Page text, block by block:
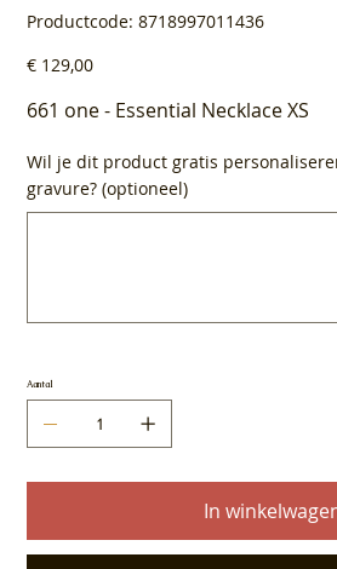
Productcode: Productcode
8718997011436
8718997011436
Prijs
€ 129,00
661 one - Essential Necklace XS
Wil je dit product gratis
gravure? (optioneel)
Aantal
In